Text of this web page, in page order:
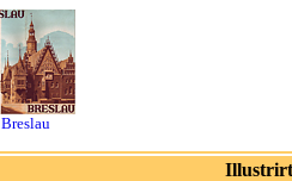
Breslau